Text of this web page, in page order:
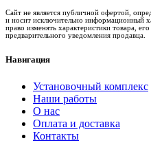
Сайт не является публичной офертой,
и носит исключительно информационный
право изменять характеристики товара,
предварительного уведомления продавца.
Навигация
Установочный комплекс
Наши работы
О нас
Оплата и доставка
Контакты